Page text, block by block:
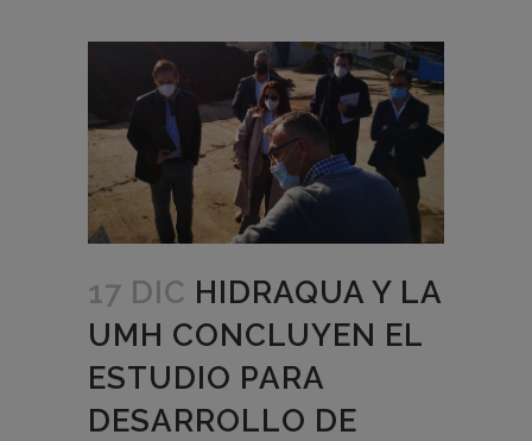
17 DIC HIDRAQUA Y LA
UMH CONCLUYEN EL
ESTUDIO PARA
DESARROLLO DE